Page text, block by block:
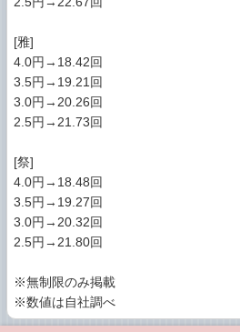
[雅]
4.0円→18.42回
3.5円→19.21回
3.0円→20.26回
2.5円→21.73回
[祭]
4.0円→18.48回
3.5円→19.27回
3.0円→20.32回
2.5円→21.80回
※無制限のみ掲載
※数値は自社調べ